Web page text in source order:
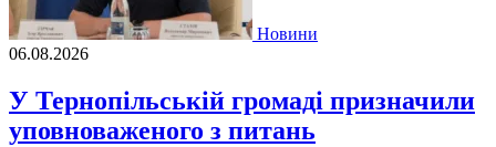
Новини
06.08.2026
У Тернопільській громаді призначили
уповноваженого з питань